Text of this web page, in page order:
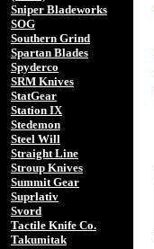
Sniper Bladeworks
SOG
Southern Grind
Spartan Blades
Spyderco
SRM Knives
StatGear
Station IX
Stedemon
Steel Will
Straight Line
Stroup Knives
Summit Gear
Suprlativ
Svord
Tactile Knife Co.
Takumitak